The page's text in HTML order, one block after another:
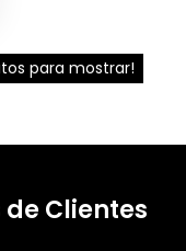
para mostrar!
Clientes